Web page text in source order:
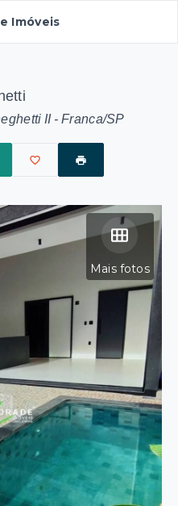
Imóveis
II - Franca/SP
Mais fotos